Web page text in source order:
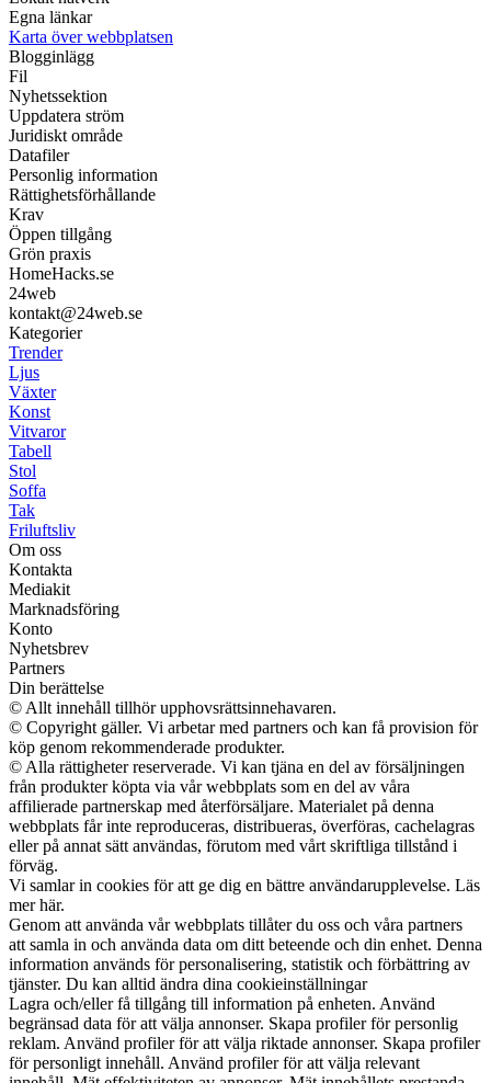
Egna länkar
Karta över webbplatsen
Blogginlägg
Fil
Nyhetssektion
Uppdatera ström
Juridiskt område
Datafiler
Personlig information
Rättighetsförhållande
Krav
Öppen tillgång
Grön praxis
HomeHacks.se
24web
kontakt@24web.se
Kategorier
Trender
Ljus
Växter
Konst
Vitvaror
Tabell
Stol
Soffa
Tak
Friluftsliv
Om oss
Kontakta
Mediakit
Marknadsföring
Konto
Nyhetsbrev
Partners
Din berättelse
© Allt innehåll tillhör upphovsrättsinnehavaren.
© Copyright gäller. Vi arbetar med partners och kan få provision för
köp genom rekommenderade produkter.
© Alla rättigheter reserverade. Vi kan tjäna en del av försäljningen
från produkter köpta via vår webbplats som en del av våra
affilierade partnerskap med återförsäljare. Materialet på denna
webbplats får inte reproduceras, distribueras, överföras, cachelagras
eller på annat sätt användas, förutom med vårt skriftliga tillstånd i
förväg.
Vi samlar in cookies för att ge dig en bättre användarupplevelse. Läs
mer här.
Genom att använda vår webbplats tillåter du oss och våra partners
att samla in och använda data om ditt beteende och din enhet. Denna
information används för personalisering, statistik och förbättring av
tjänster. Du kan alltid ändra dina cookieinställningar
Lagra och/eller få tillgång till information på enheten. Använd
begränsad data för att välja annonser. Skapa profiler för personlig
reklam. Använd profiler för att välja riktade annonser. Skapa profiler
för personligt innehåll. Använd profiler för att välja relevant